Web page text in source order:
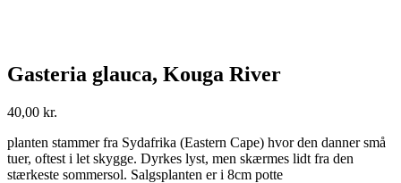
Gasteria glauca, Kouga River
40,00 kr.
planten stammer fra Sydafrika (Eastern Cape) hvor den danner små
tuer, oftest i let skygge. Dyrkes lyst, men skærmes lidt fra den
stærkeste sommersol. Salgsplanten er i 8cm potte